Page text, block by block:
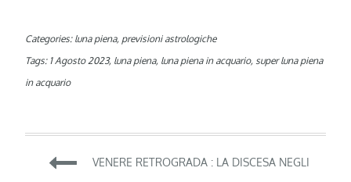
Categories: luna piena, previsioni astrologiche
Tags: 1 Agosto 2023, luna piena, luna piena in acquario, super luna piena
in acquario
Navigazione
VENERE RETROGRADA : LA DISCESA NEGLI